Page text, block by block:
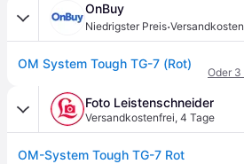
OnBuy
Niedrigster Preis·
OM System Tough TG-7 (Rot)
Oder 3
Foto Leistenschneider
Versandkostenfrei, 4 Tage
OM-System Tough TG-7 Rot